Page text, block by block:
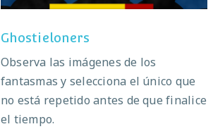
Ghostieloners
Observa las imágenes de los
fantasmas y selecciona el único que
no está repetido antes de que finalice
el tiempo.